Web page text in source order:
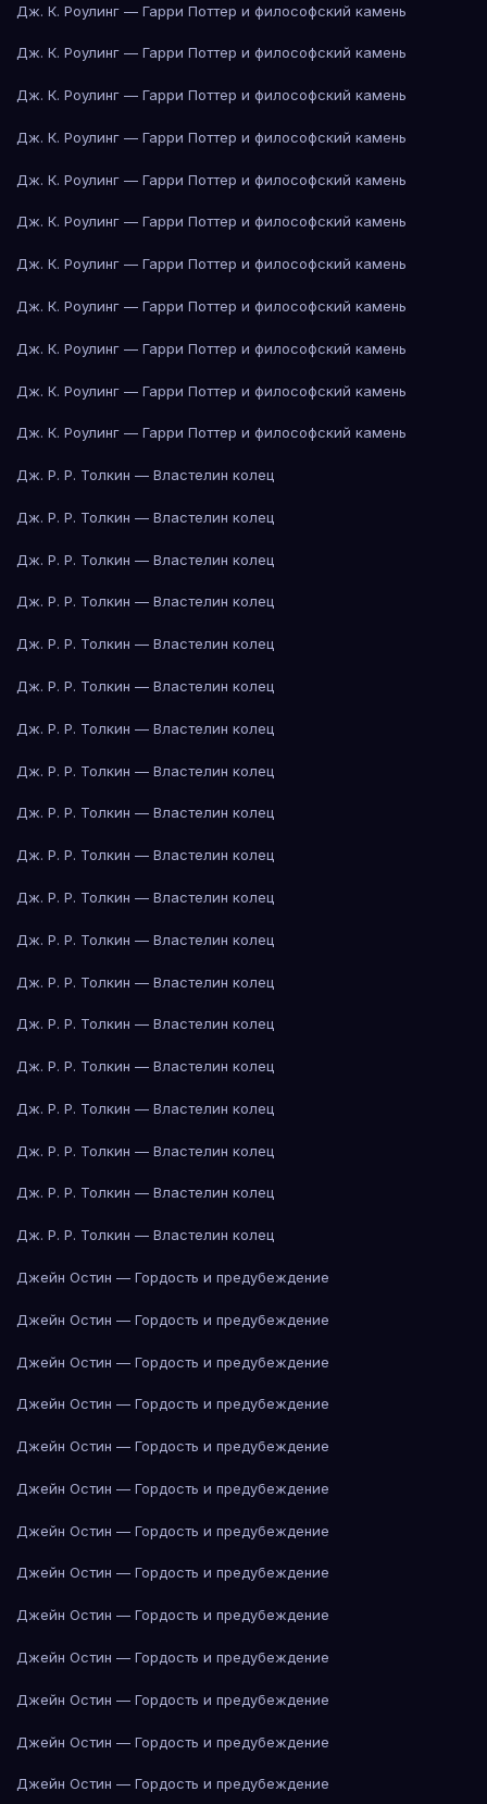
Дж. К. Роулинг — Гарри Поттер и философский камень
Дж. К. Роулинг — Гарри Поттер и философский камень
Дж. К. Роулинг — Гарри Поттер и философский камень
Дж. К. Роулинг — Гарри Поттер и философский камень
Дж. К. Роулинг — Гарри Поттер и философский камень
Дж. К. Роулинг — Гарри Поттер и философский камень
Дж. К. Роулинг — Гарри Поттер и философский камень
Дж. К. Роулинг — Гарри Поттер и философский камень
Дж. К. Роулинг — Гарри Поттер и философский камень
Дж. К. Роулинг — Гарри Поттер и философский камень
Дж. К. Роулинг — Гарри Поттер и философский камень
Дж. Р. Р. Толкин — Властелин колец
Дж. Р. Р. Толкин — Властелин колец
Дж. Р. Р. Толкин — Властелин колец
Дж. Р. Р. Толкин — Властелин колец
Дж. Р. Р. Толкин — Властелин колец
Дж. Р. Р. Толкин — Властелин колец
Дж. Р. Р. Толкин — Властелин колец
Дж. Р. Р. Толкин — Властелин колец
Дж. Р. Р. Толкин — Властелин колец
Дж. Р. Р. Толкин — Властелин колец
Дж. Р. Р. Толкин — Властелин колец
Дж. Р. Р. Толкин — Властелин колец
Дж. Р. Р. Толкин — Властелин колец
Дж. Р. Р. Толкин — Властелин колец
Дж. Р. Р. Толкин — Властелин колец
Дж. Р. Р. Толкин — Властелин колец
Дж. Р. Р. Толкин — Властелин колец
Дж. Р. Р. Толкин — Властелин колец
Дж. Р. Р. Толкин — Властелин колец
Джейн Остин — Гордость и предубеждение
Джейн Остин — Гордость и предубеждение
Джейн Остин — Гордость и предубеждение
Джейн Остин — Гордость и предубеждение
Джейн Остин — Гордость и предубеждение
Джейн Остин — Гордость и предубеждение
Джейн Остин — Гордость и предубеждение
Джейн Остин — Гордость и предубеждение
Джейн Остин — Гордость и предубеждение
Джейн Остин — Гордость и предубеждение
Джейн Остин — Гордость и предубеждение
Джейн Остин — Гордость и предубеждение
Джейн Остин — Гордость и предубеждение